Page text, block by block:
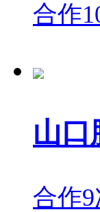
合作
山口
合作9